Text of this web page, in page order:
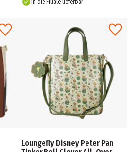
In die Filiale lieferbar
Loungefly Disney Peter Pan